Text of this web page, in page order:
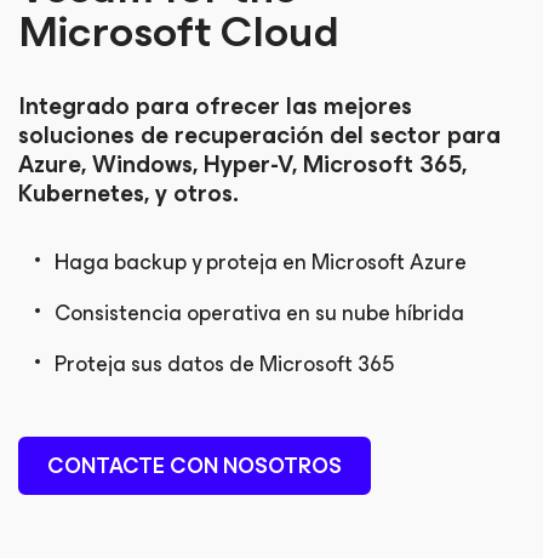
CIÓN
Storage API
Integration Builds
Momentum
Microsoft Cloud
Integrado para ofrecer las mejores
soluciones de recuperación del sector para
Azure, Windows, Hyper-V, Microsoft 365,
Kubernetes, y otros.
Haga backup y proteja en Microsoft Azure
Consistencia operativa en su nube híbrida
Proteja sus datos de Microsoft 365
CONTACTE CON NOSOTROS